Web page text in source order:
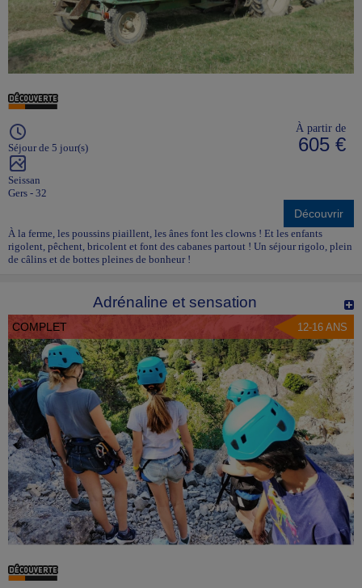
Séjour de 5 jour(s)
Seissan
Gers - 32
À partir de
605 €
Découvrir
À la ferme, les poussins piaillent, les ânes font les clowns ! Et les enfants
rigolent, pêchent, bricolent et font des cabanes partout ! Un séjour rigolo, plein
de câlins et de bottes pleines de bonheur !
Adrénaline et sensation
COMPLET 12-16 ANS